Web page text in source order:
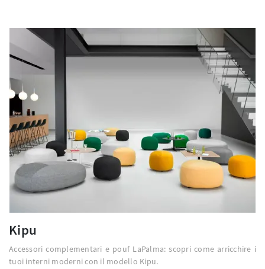
Kipu
Accessori complementari e pouf LaPalma: scopri come arricchire i
tuoi interni moderni con il modello Kipu.